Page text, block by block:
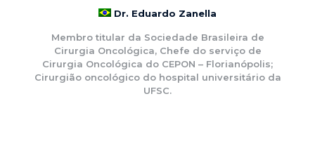
Dr. Eduardo Zanella
Membro titular da Sociedade Brasileira de
Cirurgia Oncológica, Chefe do serviço de
Cirurgia Oncológica do CEPON – Florianópolis;
Cirurgião oncológico do hospital universitário da
UFSC.